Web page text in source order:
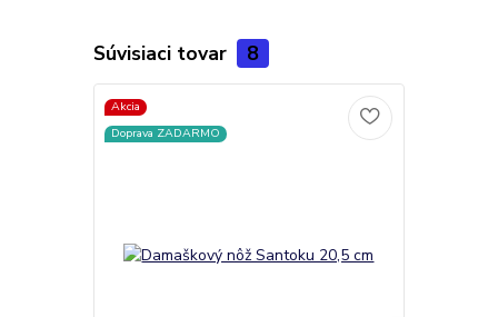
Súvisiaci tovar 8
Akcia
Doprava ZADARMO